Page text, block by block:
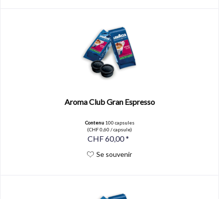
Aroma Club Gran Espresso
Contenu 100 capsules
(CHF 0,60 / capsule)
CHF 60,00 *
Se souvenir